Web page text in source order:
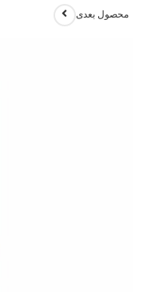
محصول بعدی